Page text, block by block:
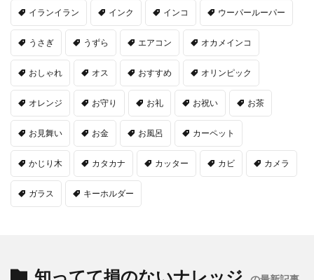
イランイラン インク インコ ウーパールーパー
うさぎ うずら エアコン オカメインコ
おしゃれ オス おすすめ オリンピック
オレンジ お守り お礼 お祝い お茶
お見舞い お金 お風呂 カーペット
かじり木 カタカナ カッター カビ カメラ
ガラス キーホルダー